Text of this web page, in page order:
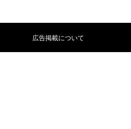
広告掲載について